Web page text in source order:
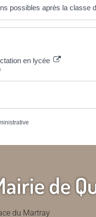
possibles après la classe
en lycée
de
du Martray